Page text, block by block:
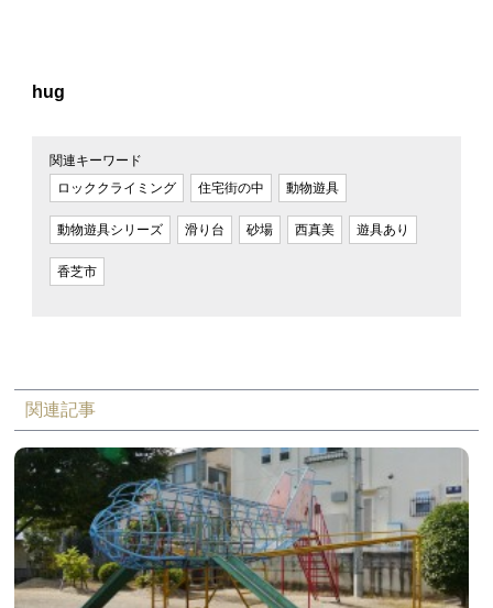
hug
関連キーワード
ロッククライミング
住宅街の中 動物遊具
動物遊具シリーズ 滑り台 砂場 西真美 遊具あり
香芝市
関連記事